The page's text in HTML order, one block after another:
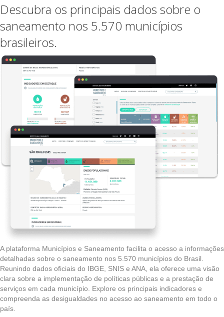
Descubra os principais dados sobre o
saneamento nos 5.570 municípios
brasileiros.
A plataforma Municípios e Saneamento facilita o acesso a informações
detalhadas sobre o saneamento nos 5.570 municípios do Brasil.
Reunindo dados oficiais do IBGE, SNIS e ANA, ela oferece uma visão
clara sobre a implementação de políticas públicas e a prestação de
serviços em cada município. Explore os principais indicadores e
compreenda as desigualdades no acesso ao saneamento em todo o
país.